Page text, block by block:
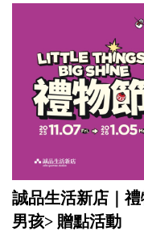
誠品生活新店｜
男孩> 贈點活動